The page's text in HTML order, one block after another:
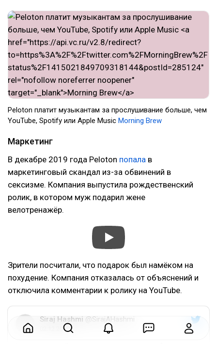
Peloton платит музыкантам за прослушивание больше, чем
YouTube, Spotify или Apple Music Morning Brew
Маркетинг
В декабре 2019 года Peloton попала в
маркетинговый скандал из-за обвинений в
сексизме. Компания выпустила рождественский
ролик, в котором муж подарил жене
велотренажёр.
Зрители посчитали, что подарок был намёком на
похудение. Компания отказалась от объяснений и
отключила комментарии к ролику на YouTube.
Siraj Hashmi @SirajAHashmi
02.12.2019